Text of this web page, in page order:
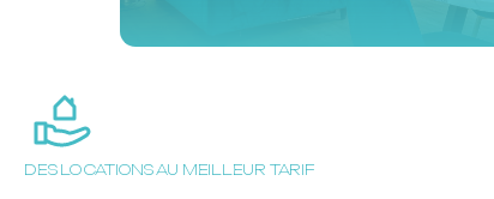
DES LOCATIONS AU MEILLEUR TARIF